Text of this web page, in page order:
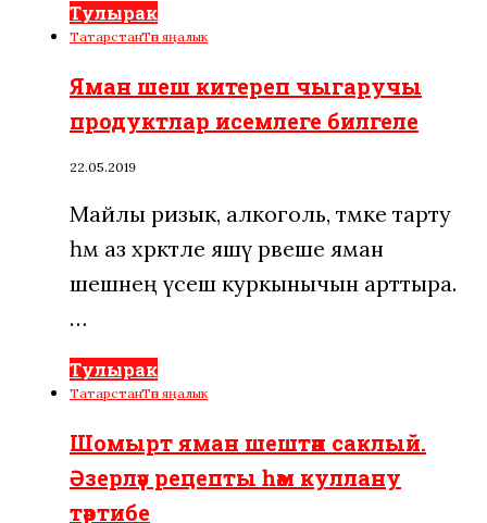
Тулырак
ТатарстанТөп яңалык
Яман шеш китереп чыгаручы
продуктлар исемлеге билгеле
22.05.2019
Майлы ризык, алкоголь, тәмәке тарту
һәм аз хәрәкәтле яшәү рәвеше яман
шешнең үсеш куркынычын арттыра.
…
Тулырак
ТатарстанТөп яңалык
Шомырт яман шештән саклый.
Әзерләү рецепты һәм куллану
тәртибе